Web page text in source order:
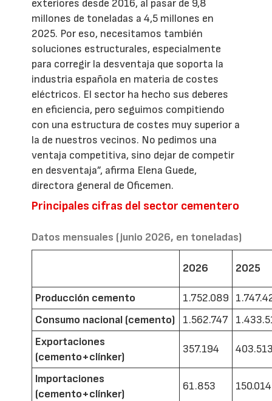
exteriores desde 2016, al pasar de 9,8
millones de toneladas a 4,5 millones en
2025. Por eso, necesitamos también
soluciones estructurales, especialmente
para corregir la desventaja que soporta la
industria española en materia de costes
eléctricos. El sector ha hecho sus deberes
en eficiencia, pero seguimos compitiendo
con una estructura de costes muy superior a
la de nuestros vecinos. No pedimos una
ventaja competitiva, sino dejar de competir
en desventaja”, afirma Elena Guede,
directora general de Oficemen.
Principales cifras del sector cementero
Datos mensuales (junio 2026, en toneladas)
2026 2025
Producción cemento 1.752.089
Consumo nacional (cemento)
1.562.747
Exportaciones
(cemento+clínker)
357.194
Importaciones
(cemento+clínker)
61.853 150.014